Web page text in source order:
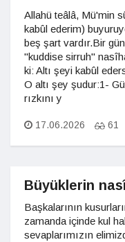
Allahü teâlâ, Mü'min
kabûl ederim)
beş şart vardır.Bir
"kuddise sirruh"
ki: Altı şeyi kabûl
O altı şey şudur:1-
rızkını y
17.06.2026 61
Büyüklerin
Başkalarının
zamanda içinde kul
sevaplarımızın